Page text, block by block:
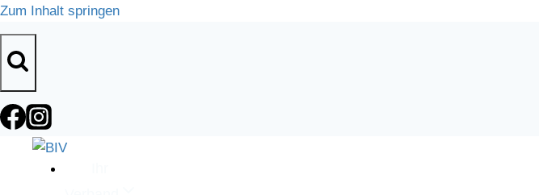
Zum Inhalt springen